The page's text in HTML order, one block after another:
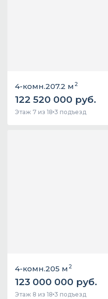
4-комн.207.2 м 2
122 520 000 руб.
Этаж 7 из 18 3 подъезд
4-комн.205 м 2
123 000 000 руб.
Этаж 8 из 18 3 подъезд